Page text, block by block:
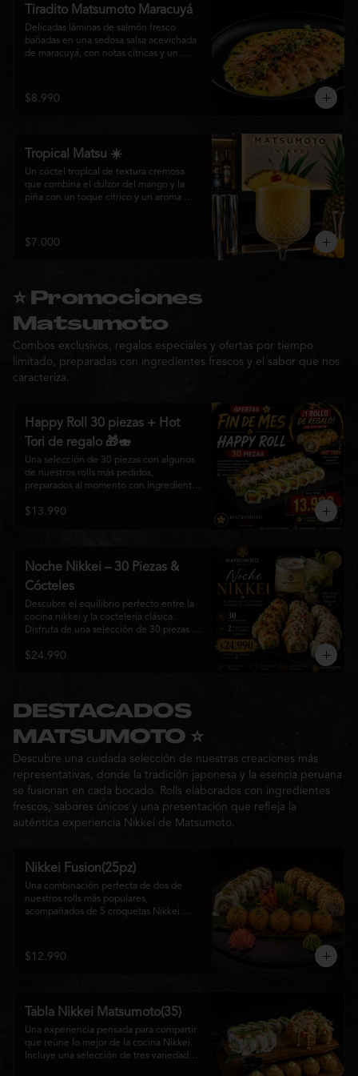
Tiradito Matsumoto Maracuyá
Delicadas láminas de salmón fresco
bañadas en una sedosa salsa acevichada
de maracuyá, con notas cítricas y un
de ají rojo, aceite de cilantro, brotes
frescos y pimienta recién molida. Un
$8.990
Tropical Matsu ☀️
Un cóctel tropical de textura cremosa
que combina el dulzor del mango y la
piña con un toque cítrico y un aroma
nikkei de Matsumoto.
$7.000
⭐ Promociones
Matsumoto
Combos exclusivos, regalos especiales y ofertas por tiempo
limitado, preparadas con ingredientes frescos y el sabor que nos
caracteriza.
Happy Roll 30 piezas + Hot
Tori de regalo 🎁🍣
Una selección de 30 piezas con algunos
de nuestros rolls más pedidos,
preparados al momento con ingredientes
Matsumoto Nikkei. Una promoción
Incluye un Hot Tori de regalo (10 piezas):
crema y cebollín, frito en panko hasta
obtener un dorado perfecto y una
textura irresistible.
$13.990
Noche Nikkei – 30 Piezas &
Cócteles
Descubre el equilibrio perfecto entre la
cocina nikkei y la coctelería clásica.
Disfruta de una selección de 30 piezas
frescos, acompañadas de 2 Pisco Sour o
a Matsumoto Nikkei.
Ideal para: una cita, una salida con
amigos o una noche especial llena de
sabor y buena compañía.
$24.990
DESTACADOS
MATSUMOTO ⭐
Descubre una cuidada selección de nuestras creaciones más
representativas, donde la tradición japonesa y la esencia peruana
se fusionan en cada bocado. Rolls elaborados con ingredientes
frescos, sabores únicos y una presentación que refleja la
auténtica experiencia Nikkei de Matsumoto.
Nikkei Fusion(25pz)
Una combinación perfecta de dos de
nuestros rolls más populares,
acompañados de 5 croquetas Nikkei
cremosa salsa de la casa. Una tabla que
reúne diferentes texturas y sabores, ideal
$12.990
Tabla Nikkei Matsumoto(35)
Una experiencia pensada para compartir
que reúne lo mejor de la cocina Nikkei.
Incluye una selección de tres variedades